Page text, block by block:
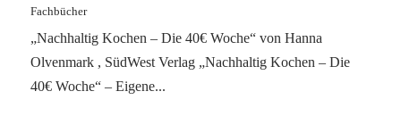
Fachbücher
„Nachhaltig Kochen – Die 40€ Woche“ von Hanna
Olvenmark , SüdWest Verlag „Nachhaltig Kochen – Die
40€ Woche“ – Eigene...